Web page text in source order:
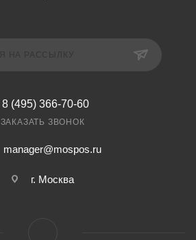
8 (495) 366-70-60
ЗАКАЗАТЬ ЗВОНОК
manager@mospos.ru
г. Москва